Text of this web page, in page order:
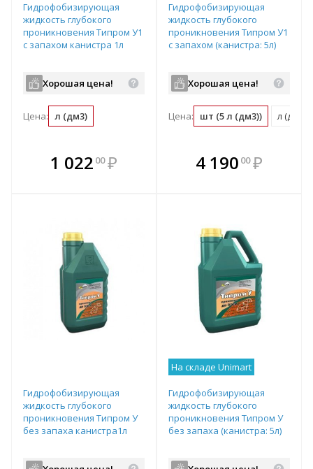
Гидрофобизирующая
жидкость глубокого
проникновения Типром У1
с запахом канистра 1л
Хорошая цена!
Цена: л (дм3)
1 022 00 ₽
В комплекте
всегда выгоднее!
Гидрофобизирующая
жидкость глубокого
проникновения Типром У1
с запахом (канистра: 5л)
Хорошая цена!
Цена: шт (5 л (дм3)) л (дм3)
В комплекте
всегда выгоднее!
4 190 00 ₽
Гидрофобизирующая
жидкость глубокого
проникновения Типром У
без запаха канистра1л
На складе Unimart
Гидрофобизирующая
жидкость глубокого
проникновения Типром У
без запаха (канистра: 5л)